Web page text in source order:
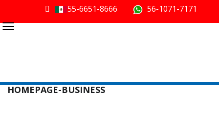
55-6651-8666 56-1071-7171
≡
HOMEPAGE-BUSINESS